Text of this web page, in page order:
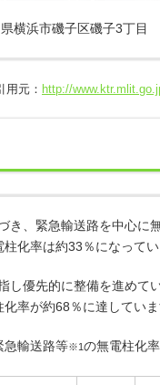
横浜市磯子区磯子3丁目
用元： http://
、緊急輸送路を中心に
化率は約33％になってい
し優先的に整備を進めて
率が約68％に達していま
急輸送路等※1の無電柱化